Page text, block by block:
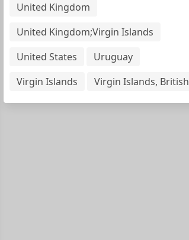
United Kingdom
United Kingdom;Virgin Islands
United States
Uruguay
Virgin Islands
Virgin Islands, British